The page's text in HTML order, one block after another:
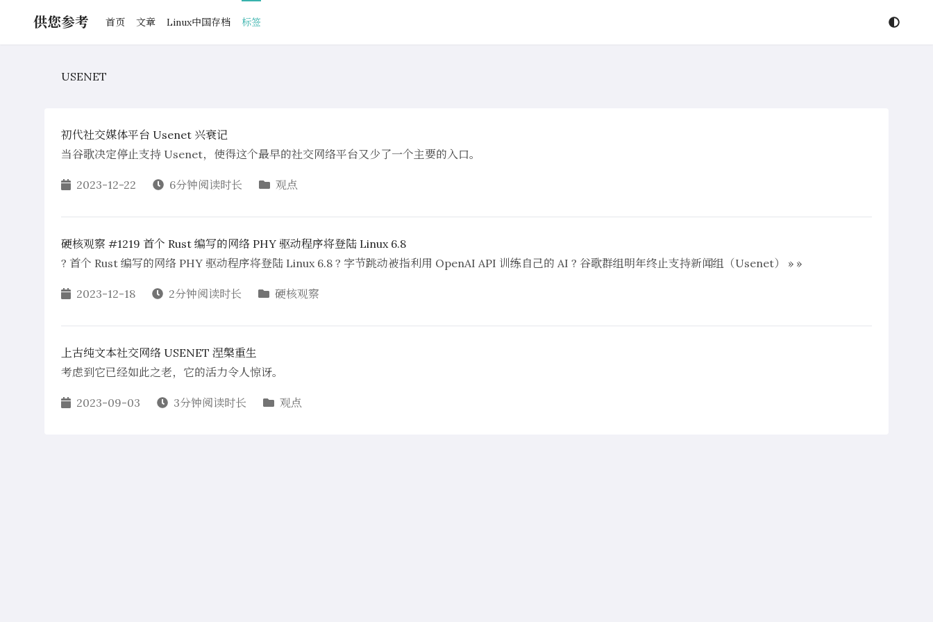
供您参考 首页 文章 Linux中国存档 标签
USENET
初代社交媒体平台 Usenet 兴衰记
当谷歌决定停止支持 Usenet，使得这个最早的社交网络平台又少了一个主要的入口。
2023-12-22 6分钟阅读时长 观点
硬核观察 #1219 首个 Rust 编写的网络 PHY 驱动程序将登陆 Linux 6.8
? 首个 Rust 编写的网络 PHY 驱动程序将登陆 Linux 6.8 ? 字节跳动被指利用 OpenAI API 训练自己的 AI ? 谷歌群组明年终止支持新闻组（Usenet） » »
2023-12-18 2分钟阅读时长 硬核观察
上古纯文本社交网络 USENET 涅槃重生
考虑到它已经如此之老，它的活力令人惊讶。
2023-09-03 3分钟阅读时长 观点